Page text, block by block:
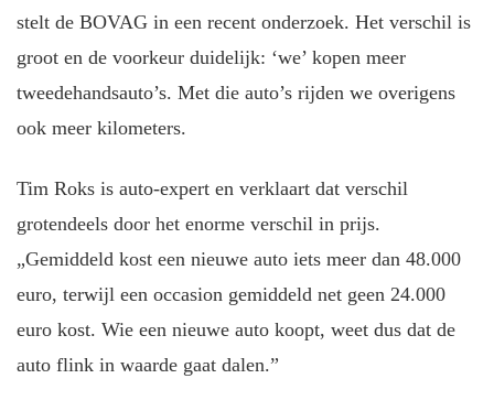
stelt de BOVAG in een recent onderzoek. Het verschil is
groot en de voorkeur duidelijk: ‘we’ kopen meer
tweedehandsauto’s. Met die auto’s rijden we overigens
ook meer kilometers.
Tim Roks is auto-expert en verklaart dat verschil
grotendeels door het enorme verschil in prijs.
„Gemiddeld kost een nieuwe auto iets meer dan 48.000
euro, terwijl een occasion gemiddeld net geen 24.000
euro kost. Wie een nieuwe auto koopt, weet dus dat de
auto flink in waarde gaat dalen.”